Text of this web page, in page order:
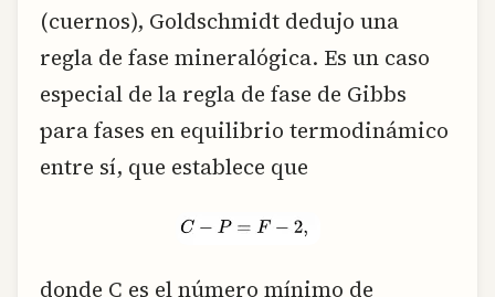
(cuernos), Goldschmidt dedujo una
regla de fase mineralógica. Es un caso
especial de la regla de fase de Gibbs
para fases en equilibrio termodinámico
entre sí, que establece que
donde C es el número mínimo de